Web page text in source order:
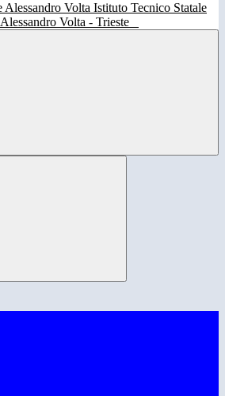
Istituto Tecnico Statale
Alessandro Volta - Trieste